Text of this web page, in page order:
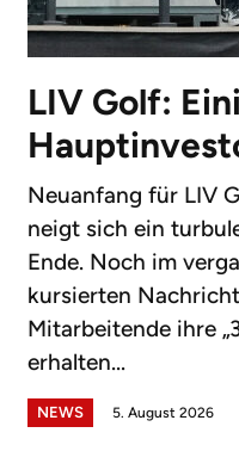
LIV Golf:
Neuanfang für LIV
neigt sich ein
Ende. Noch im
kursierten
Mitarbeitende ihre
erhalten...
NEWS 5. August 2026